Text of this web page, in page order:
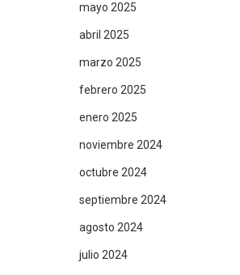
mayo 2025
abril 2025
marzo 2025
febrero 2025
enero 2025
noviembre 2024
octubre 2024
septiembre 2024
agosto 2024
julio 2024